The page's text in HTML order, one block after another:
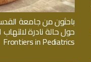
باحثون من جامعة
حول حالة نادرة
Frontiers in Pediatrics